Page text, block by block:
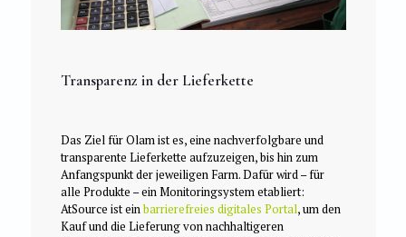
Transparenz in der Lieferkette
Das Ziel für Olam ist es, eine nachverfolgbare und
transparente Lieferkette aufzuzeigen, bis hin zum
Anfangspunkt der jeweiligen Farm. Dafür wird – für
alle Produkte – ein Monitoringsystem etabliert:
AtSource ist einbarrierefreies digitales Portal, um den
Kauf und die Lieferung von nachhaltigeren